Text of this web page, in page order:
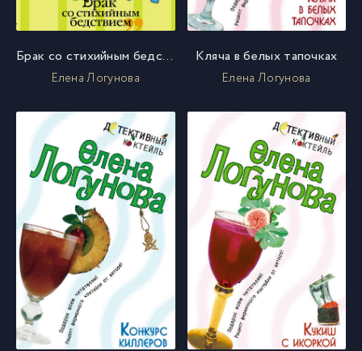
Брак со стихийным бедствием
Елена Логунова
Кляча в белых тапочках
Елена Логунова